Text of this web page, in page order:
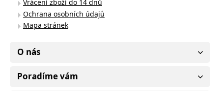
Vrácení zboží do 14 dnů
Ochrana osobních údajů
Mapa stránek
O nás
Poradíme vám